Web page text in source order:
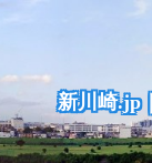
新川崎.jp